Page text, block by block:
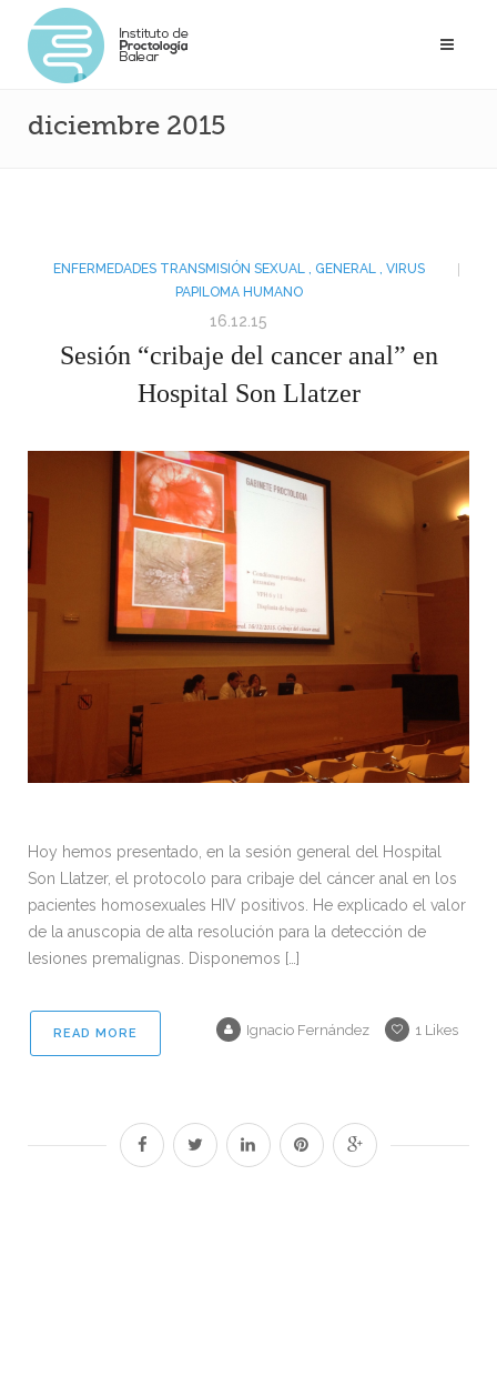
diciembre 2015
ENFERMEDADES TRANSMISIÓN SEXUAL, GENERAL, VIRUS
PAPILOMA HUMANO
16.12.15
Sesión “cribaje del cancer anal” en
Hospital Son Llatzer
Hoy hemos presentado, en la sesión general del Hospital
Son Llatzer, el protocolo para cribaje del cáncer anal en los
pacientes homosexuales HIV positivos. He explicado el valor
de la anuscopia de alta resolución para la detección de
lesiones premalignas. Disponemos […]
READ MORE Ignacio Fernández 1 Likes